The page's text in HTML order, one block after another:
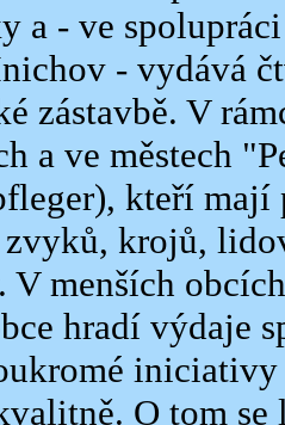
a - ve
- vydává
zástavbě. V
a ve městech
kteří mají
krojů,
V menších
hradí výdaje
O tom